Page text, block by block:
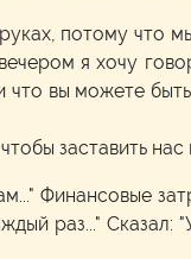
потому что
я хочу
что вы можете
заставить нас
Финансовые
раз..." Сказал: